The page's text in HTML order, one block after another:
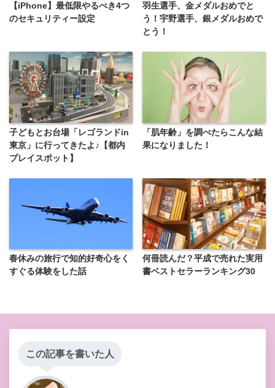
【iPhone】最低限やるべき4つ
のセキュリティー設定
羽生選手、金メダルおめでと
う！宇野選手、銀メダルおめで
とう！
子どもとお台場「レゴランドin
東京」に行ってきたよ♪【都内
プレイスポット】
「肌年齢」を調べたらこんな結
果になりました！
春休みの旅行で知的好奇心をく
すぐる体験をした話
何冊読んだ？平成で売れた実用
書ベストセラーランキング30
この記事を書いた人